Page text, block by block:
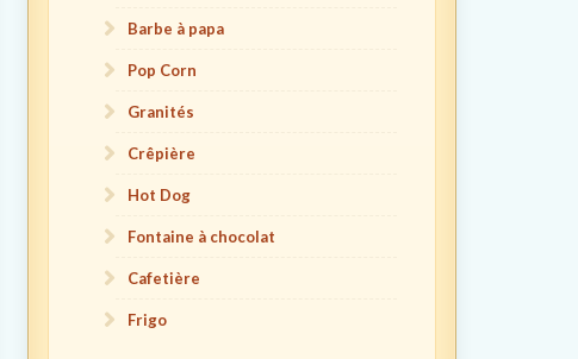
Barbe à papa
Pop Corn
Granités
Crêpière
Hot Dog
Fontaine à chocolat
Cafetière
Frigo